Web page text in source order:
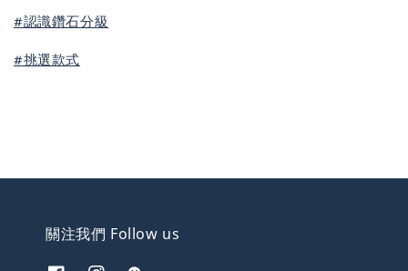
#認識鑽石分級
#挑選款式
關注我們 Follow us